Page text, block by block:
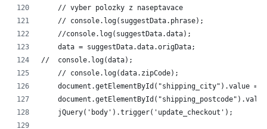
    // vyber polozky z naseptavace
    // console.log(suggestData.phrase);
    //console.log(suggestData.data);
    data = suggestData.data.origData;
//  console.log(data);
    // console.log(data.zipCode);
document.getElementById("shipping_city").value =
    jQuery('body').trigger('update_checkout');